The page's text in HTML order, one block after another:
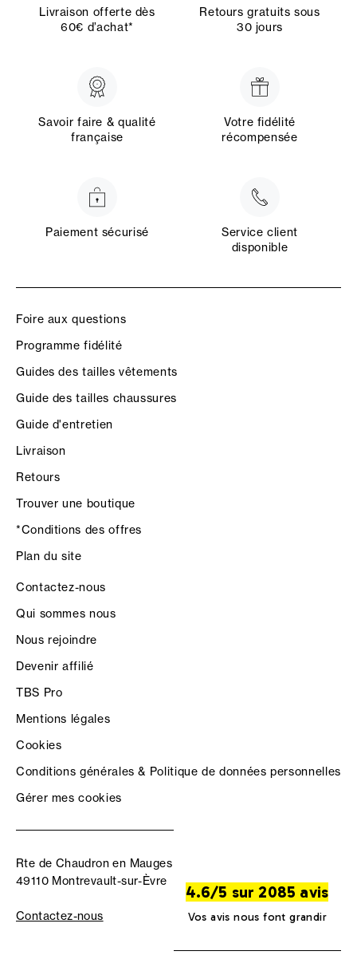
Livraison offerte dès
60€ d’achat*
Retours gratuits sous
30 jours
Savoir faire & qualité
française
Votre fidélité
récompensée
Paiement sécurisé
Service client
disponible
Foire aux questions
Programme fidélité
Guides des tailles vêtements
Guide des tailles chaussures
Guide d'entretien
Livraison
Retours
Trouver une boutique
*Conditions des offres
Plan du site
Contactez-nous
Qui sommes nous
Nous rejoindre
Devenir affilié
TBS Pro
Mentions légales
Cookies
Conditions générales & Politique de données personnelles
Gérer mes cookies
Rte de Chaudron en Mauges
49110 Montrevault-sur-Èvre
Contactez-nous
4.6/5 sur 2085 avis
Vos avis nous font grandir